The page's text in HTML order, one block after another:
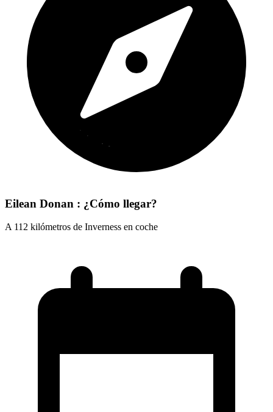
Eilean Donan : ¿Cómo llegar?
A 112 kilómetros de Inverness en coche